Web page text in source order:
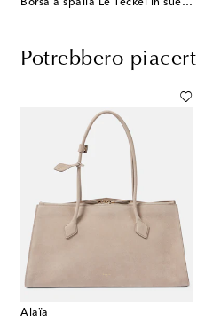
Borsa a spalla Le Teckel in suede
Potrebbero
Alaïa